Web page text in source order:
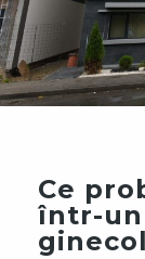
Ce
într-